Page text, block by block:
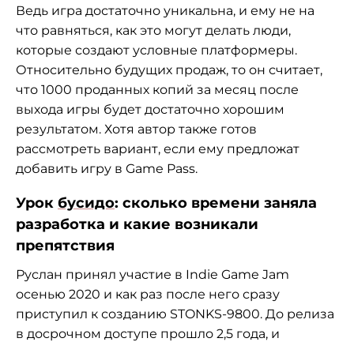
Ведь игра достаточно уникальна, и ему не на
что равняться, как это могут делать люди,
которые создают условные платформеры.
Относительно будущих продаж, то он считает,
что 1000 проданных копий за месяц после
выхода игры будет достаточно хорошим
результатом. Хотя автор также готов
рассмотреть вариант, если ему предложат
добавить игру в Game Pass.
Урок бусидо: сколько времени заняла
разработка и какие возникали
препятствия
Руслан принял участие в Indie Game Jam
осенью 2020 и как раз после него сразу
приступил к созданию STONKS-9800. До релиза
в досрочном доступе прошло 2,5 года, и